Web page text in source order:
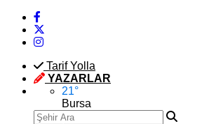
Tarif Yolla
YAZARLAR
21°
Bursa